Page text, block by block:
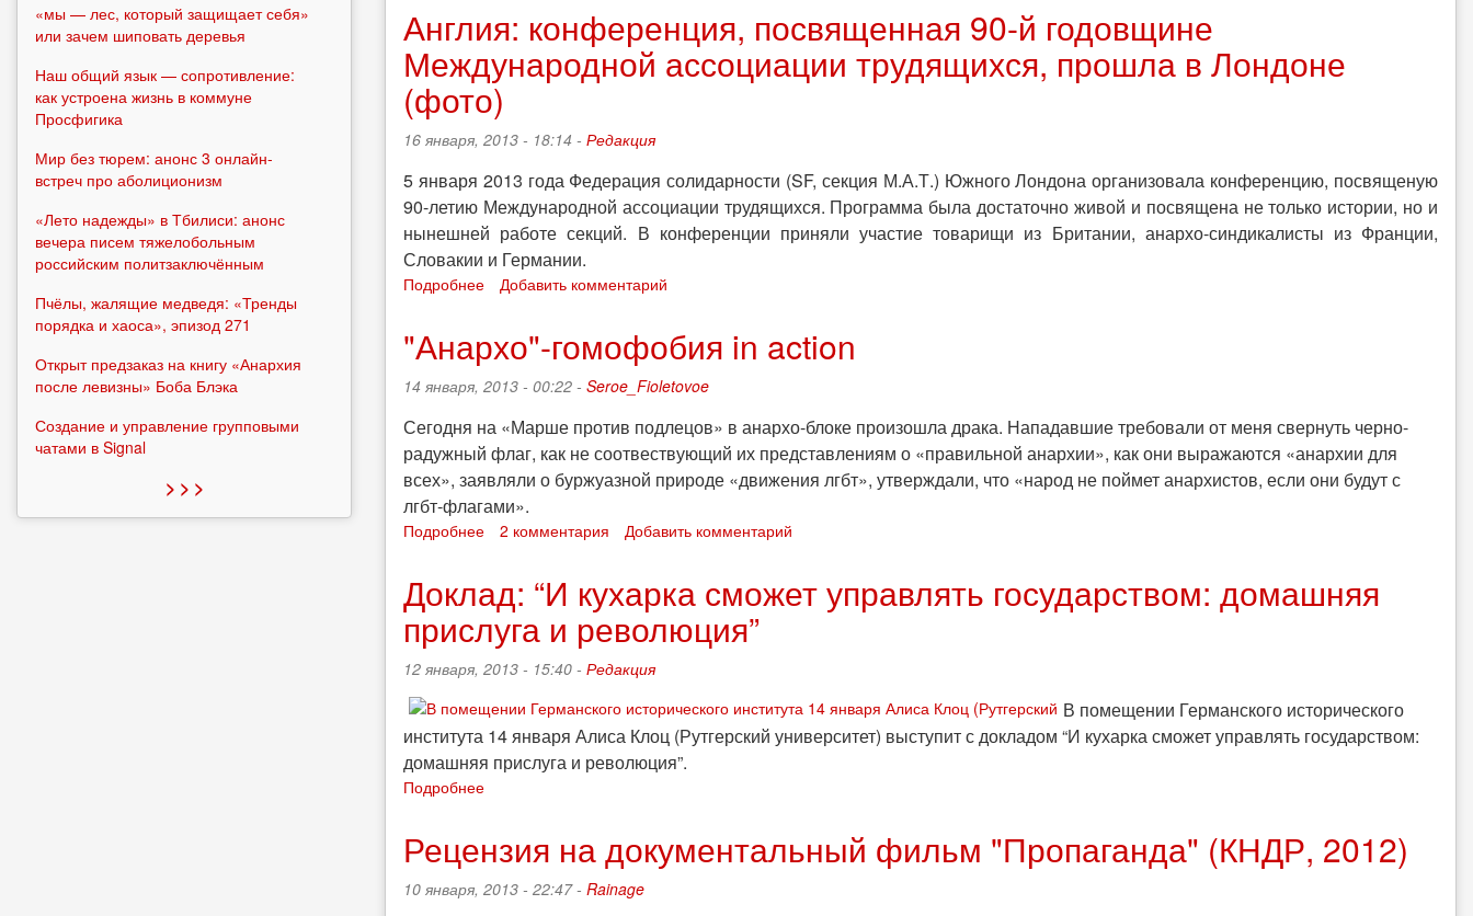
«Диктат
культура»
Англия: конференция, посвященная 90-й годовщине
Международной ассоциации трудящихся, прошла в Лондоне
(фото)
16 января, 2013 - 18:14 - Редакция
5 января 2013 года Федерация солидарности (SF, секция М.А.Т.) Южного Лондона организовала конференцию, посвященую
90-летию Международной ассоциации трудящихся. Программа была достаточно живой и посвящена не только истории, но и
нынешней работе секций. В конференции приняли участие товарищи из Британии, анархо-синдикалисты из Франции,
Словакии и Германии.
Подробнее
посвященная
й
годовщине
Международной
ассоциации
трудящихся,
прошла
Добавить комментарий
"Анархо"-гомофобия in action
14 января, 2013 - 00:22 - Seroe_Fioletovoe
Сегодня на «Марше против подлецов» в анархо-блоке произошла драка. Нападавшие требовали от меня свернуть черно-
радужный флаг, как не соотвествующий их представлениям о «правильной анархии», как они выражаются «анархии для
всех», заявляли о буржуазной природе «движения лгбт», утверждали, что «народ не поймет анархистов, если они будут с
лгбт-флагами».
Подробнее
in
action
2 комментария Добавить комментарий
Доклад: “И кухарка сможет управлять государством: домашняя
прислуга и революция”
12 января, 2013 - 15:40 - Редакция
В помещении Германского исторического
института 14 января Алиса Клоц (Рутгерский университет) выступит с докладом “И кухарка сможет управлять государством:
домашняя прислуга и революция”.
Подробнее
кухарка
управлять
Рецензия на документальный фильм "Пропаганда" (КНДР, 2012)
10 января, 2013 - 22:47 - Rainage
«мы — лес, который защищает себя»
или зачем шиповать деревья
Наш общий язык — сопротивление:
как устроена жизнь в коммуне
Просфигика
Мир без тюрем: анонс 3 онлайн-
встреч про аболиционизм
«Лето надежды» в Тбилиси: анонс
вечера писем тяжелобольным
российским политзаключённым
Пчёлы, жалящие медведя: «Тренды
порядка и хаоса», эпизод 271
Открыт предзаказ на книгу «Анархия
после левизны» Боба Блэка
Создание и управление групповыми
чатами в Signal
> > >